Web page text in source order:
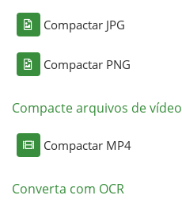
Compactar JPG
Compactar PNG
Compacte arquivos de vídeo
Compactar MP4
Converta com OCR